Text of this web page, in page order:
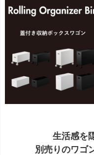
生活感を
別売りのワゴ